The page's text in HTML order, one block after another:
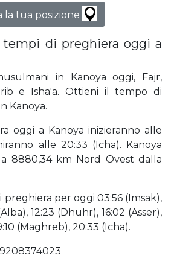
la tua posizione
tempi di preghiera oggi a
in Kanoya oggi, Fajr,
e Isha'a. Ottieni il tempo di
Kanoya.
oggi a Kanoya inizieranno alle
alle 20:33 (Icha). Kanoya
8880,34 km Nord Ovest dalla
per oggi 03:56 (Imsak),
12:23 (Dhuhr), 16:02 (Asser),
(Maghreb), 20:33 (Icha).